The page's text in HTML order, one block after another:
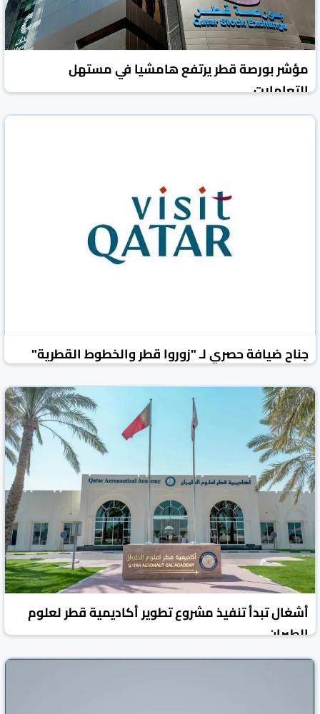
مؤشر بورصة قطر يرتفع هامشيا في مستهل
التعاملات
العرب القطرية قطر 29 حزيران/يونيو 2026
جناح ضيافة حصري لـ "زوروا قطر والخطوط القطرية"
العرب القطرية
أشغال تبدأ تنفيذ مشروع تطوير أكاديمية قطر لعلوم
الطيران
العرب القطرية قطر 30 حزيران/يونيو 2026